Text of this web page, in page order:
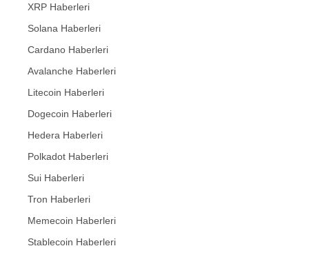
XRP Haberleri
Solana Haberleri
Cardano Haberleri
Avalanche Haberleri
Litecoin Haberleri
Dogecoin Haberleri
Hedera Haberleri
Polkadot Haberleri
Sui Haberleri
Tron Haberleri
Memecoin Haberleri
Stablecoin Haberleri